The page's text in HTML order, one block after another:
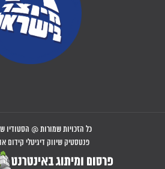
כל הזכויות שמורות @ הסטודיו
פנטסטיק שיווק דיגיטלי קידום